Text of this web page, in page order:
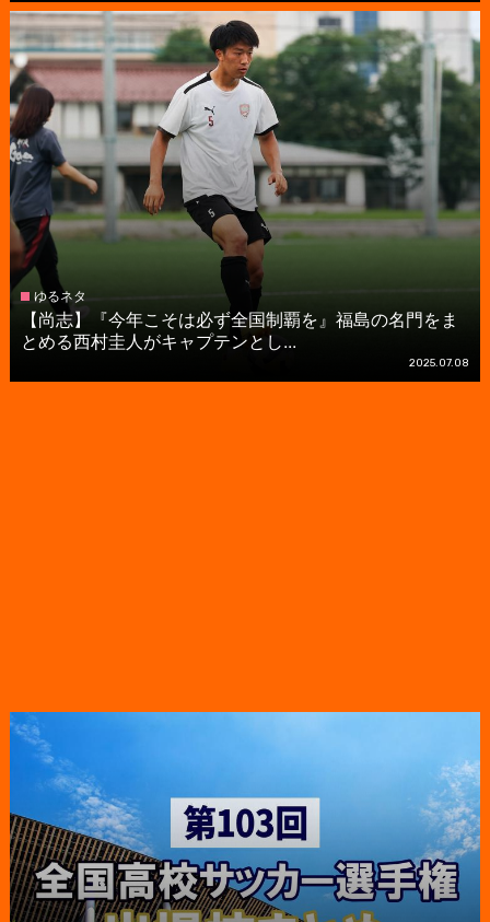
ゆるネタ
【尚志】『今年こそは必ず全国制覇を』福島の名門をま
とめる西村圭人がキャプテンとし...
2025.07.08